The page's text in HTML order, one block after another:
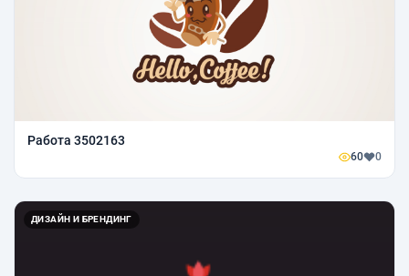
Работа 3502163
60 0
ДИЗАЙН И БРЕНДИНГ